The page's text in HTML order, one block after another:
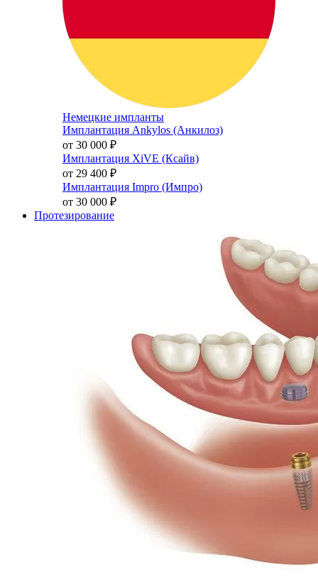
Немецкие импланты
Имплантация Ankylos (Анкилоз)
от 30 000 ₽
Имплантация XiVE (Ксайв)
от 29 400 ₽
Имплантация Impro (Импро)
от 30 000 ₽
Протезирование